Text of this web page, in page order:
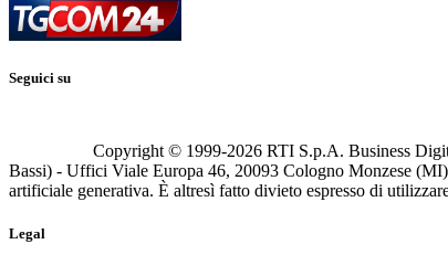
Seguici su
Copyright © 1999-2026 RTI S.p.A. Business
Bassi) - Uffici Viale Europa 46, 20093 Cologno Monzese (MI)
artificiale generativa. È altresì fatto divieto espresso di
Legal